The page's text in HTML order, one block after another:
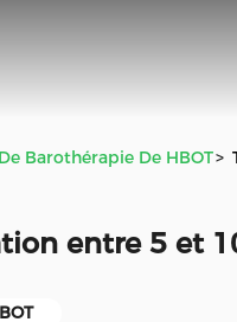
Barothérapie De HBOT>
entre 5 et